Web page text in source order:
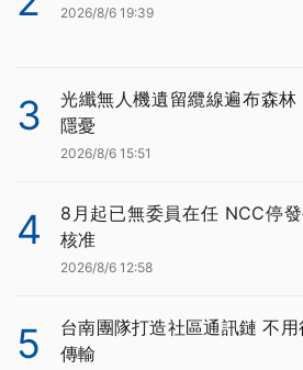
2026/8/6 19:39
3
光纖無人機遺留纜線遍布森
隱憂
2026/8/6 15:51
4
8月起已無委員在任 NCC停
核准
2026/8/6 12:58
5
台南團隊打造社區通訊鏈 不
傳輸